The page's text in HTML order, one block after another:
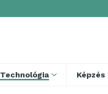
Technológia Képzés